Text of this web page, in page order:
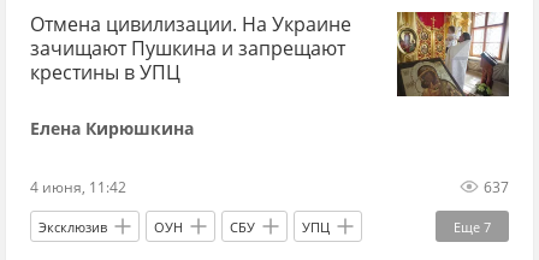
Михаил Булгаков Троцкий ОГПУ
евреи антисемитизм писатель
Отмена цивилизации. На Украине
зачищают Пушкина и запрещают
крестины в УПЦ
Елена Кирюшкина
4 июня, 11:42 637
Еще 7
Эксклюзив ОУН СБУ УПЦ